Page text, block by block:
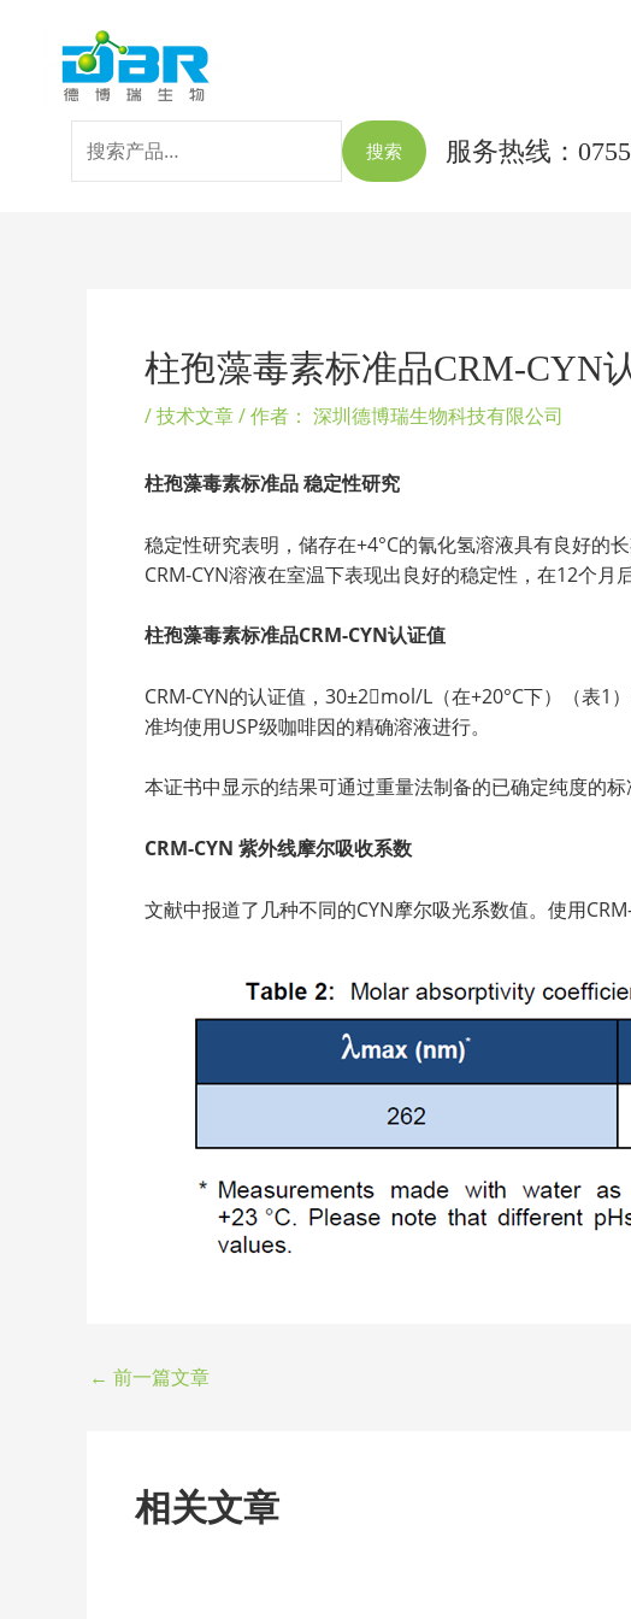
索：
搜索 服务热线：
柱孢藻毒素标准品CRM-CYN
/技术文章/ 作者： 深圳德博瑞生物科技有限公司
柱孢藻毒素标准品稳定性研究
稳定性研究表明，储存在+4°C的氰化氢溶液具有良好的
CRM-CYN溶液在室温下表现出良好的稳定性，在12个月
柱孢藻毒素标准品CRM-CYN认证值
CRM-CYN的认证值，30±2mol/L（在+20°C下）（表1
准均使用USP级咖啡因的精确溶液进行。
本证书中显示的结果可通过重量法制备的已确定纯度的
CRM-CYN 紫外线摩尔吸收系数
文献中报道了几种不同的CYN摩尔吸光系数值。使用
← 前一篇文章
相关文章